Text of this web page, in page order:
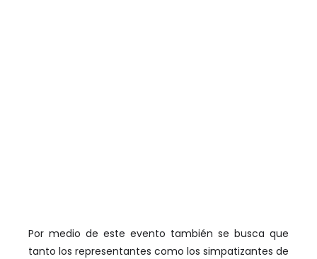
Por medio de este evento también se busca que
tanto los representantes como los simpatizantes de